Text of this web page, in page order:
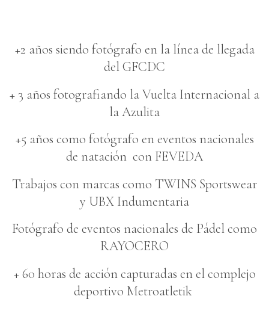
+2 años siendo fotógrafo en la línea de llegada
del GFCDC
+ 3 años fotografiando la Vuelta Internacional a
la Azulita
+5 años como fotógrafo en eventos nacionales
de natación con FEVEDA
Trabajos con marcas como TWINS Sportswear
y UBX Indumentaria
Fotógrafo de eventos nacionales de Pádel como
RAYOCERO
+ 60 horas de acción capturadas en el complejo
deportivo Metroatletik